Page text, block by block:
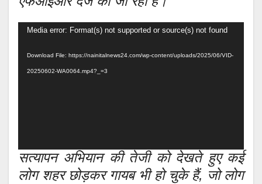
Video
Media error: Format(s) not supported or source(s) not found
Download File: https://nainitalnews24.com/wp-content/uploads/2025/06/VID-
20250602-WA0064.mp4?_=3
सत्यापन अभियान की तेजी को देखते हुए कई
लोग शहर छोड़कर गायब भी हो चुके हैं, जो लोग